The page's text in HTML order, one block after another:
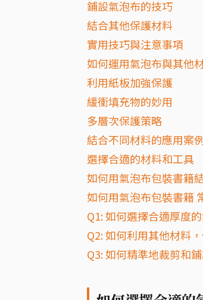
鋪設氣泡布的技巧
結合其他保護材料
實用技巧與注意事項
如何運用氣泡布與其他
利用紙板加強保護
緩衝填充物的妙用
多層次保護策略
結合不同材料的應用案
選擇合適的材料和工具
如何用氣泡布包裝書籍
如何用氣泡布包裝書籍
Q1: 如何選擇合適厚度
Q2: 如何利用其他材料
Q3: 如何精準地裁剪和